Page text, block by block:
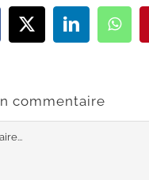
X LinkedIn
commentaire